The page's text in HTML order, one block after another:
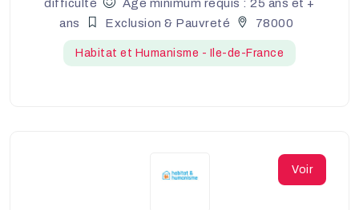
difficulté
Âge minimum requis : 25 ans et +
ans
Exclusion & Pauvreté 78000
Habitat et Humanisme - Ile-de-France
Voir